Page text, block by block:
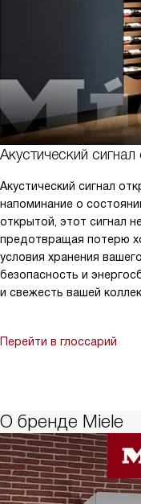
Акустический
Акустический сигнал
напоминание о
открытой, этот сигнал
предотвращая потерю
условия хранения
безопасность и
и свежесть вашей
Перейти в глоссарий
О бренде Miele